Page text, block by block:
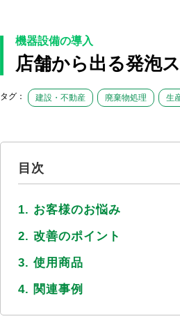
機器設備の導入
店舗から出る発泡
タグ： 建設・不動産 廃棄物処理 生
目次
1. お客様のお悩み
2. 改善のポイント
3. 使用商品
4. 関連事例